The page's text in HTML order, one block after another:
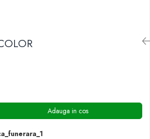
BĂRBAȚI
Adauga in cos